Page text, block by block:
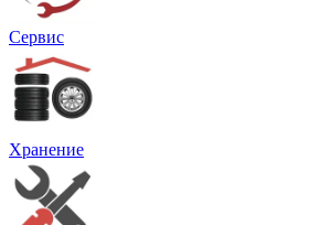
Сервис
Хранение